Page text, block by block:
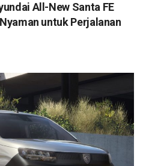
All-New Santa FE
untuk Perjalanan